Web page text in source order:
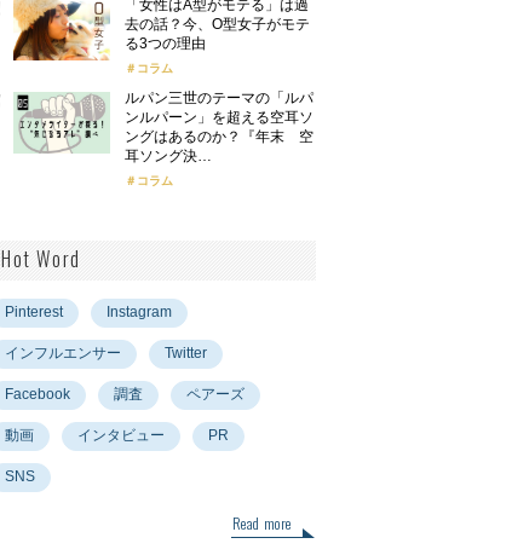
「女性はA型がモテる」は過
去の話？今、O型女子がモテ
る3つの理由
コラム
ルパン三世のテーマの「ルパ
ンルパーン」を超える空耳ソ
ングはあるのか？『年末 空
耳ソング決…
コラム
Hot Word
Pinterest Instagram
インフルエンサー Twitter
Facebook 調査 ペアーズ
動画 インタビュー PR
SNS
Read more